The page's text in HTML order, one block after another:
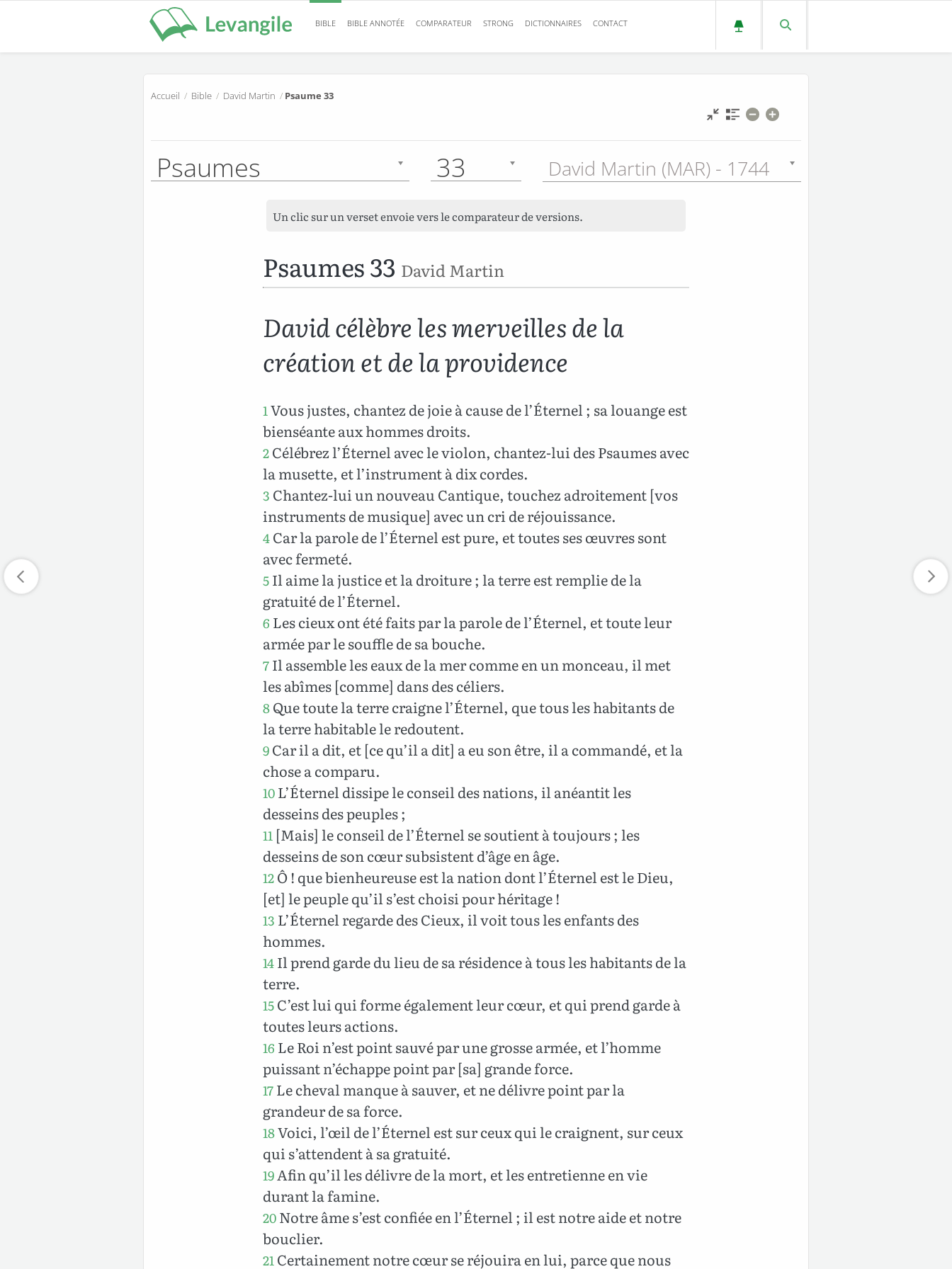
BIBLE BIBLE ANNOTÉE COMPARATEUR STRONG DICTIONNAIRES CONTACT
Accueil / Bible / David Martin / Psaume 33
Psaumes 33 David Martin (MAR) - 1744
Un clic sur un verset envoie vers le comparateur de versions.
Psaumes 33 David Martin
David célèbre les merveilles de la
création et de la providence
1Vous justes, chantez de joie à cause de l’Éternel ; sa louange est
bienséante aux hommes droits.
2Célébrez l’Éternel avec le violon, chantez-lui des Psaumes avec
la musette, et l’instrument à dix cordes.
3 Chantez-lui un nouveau Cantique, touchez adroitement [vos
instruments de musique] avec un cri de réjouissance.
4Car la parole de l’Éternel est pure, et toutes ses œuvres sont
avec fermeté.
5Il aime la justice et la droiture ; la terre est remplie de la
gratuité de l’Éternel.
6 Les cieux ont été faits par la parole de l’Éternel, et toute leur
armée par le souffle de sa bouche.
7Il assemble les eaux de la mer comme en un monceau, il met
les abîmes [comme] dans des céliers.
8Que toute la terre craigne l’Éternel, que tous les habitants de
la terre habitable le redoutent.
9Car il a dit, et [ce qu’il a dit] a eu son être, il a commandé, et la
chose a comparu.
10L’Éternel dissipe le conseil des nations, il anéantit les
desseins des peuples ;
11 [Mais] le conseil de l’Éternel se soutient à toujours ; les
desseins de son cœur subsistent d’âge en âge.
12Ô ! que bienheureuse est la nation dont l’Éternel est le Dieu,
[et] le peuple qu’il s’est choisi pour héritage !
13 L’Éternel regarde des Cieux, il voit tous les enfants des
hommes.
14Il prend garde du lieu de sa résidence à tous les habitants de la
terre.
15C’est lui qui forme également leur cœur, et qui prend garde à
toutes leurs actions.
16 Le Roi n’est point sauvé par une grosse armée, et l’homme
puissant n’échappe point par [sa] grande force.
17Le cheval manque à sauver, et ne délivre point par la
grandeur de sa force.
18Voici, l’œil de l’Éternel est sur ceux qui le craignent, sur ceux
qui s’attendent à sa gratuité.
19Afin qu’il les délivre de la mort, et les entretienne en vie
durant la famine.
20Notre âme s’est confiée en l’Éternel ; il est notre aide et notre
bouclier.
21Certainement notre cœur se réjouira en lui, parce que nous